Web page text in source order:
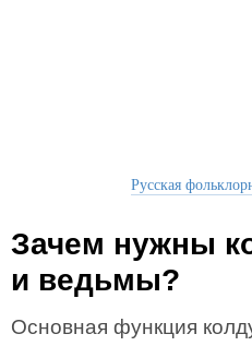
Русская
Зачем нужны
и ведьмы?
Основная функция